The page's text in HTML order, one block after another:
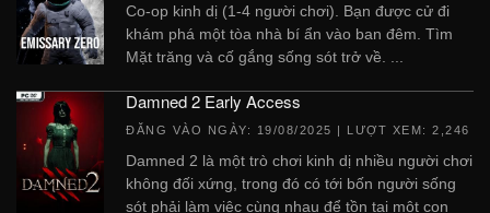
Co-op kinh dị (1-4 người chơi). Bạn được cử đi
khám phá một tòa nhà bí ẩn vào ban đêm. Tìm
Mặt trăng và cố gắng sống sót trở về. ...
Damned 2 Early Access
ĐĂNG VÀO NGÀY: 19/08/2025 | LƯỢT XEM: 2,246
Damned 2 là một trò chơi kinh dị nhiều người chơi
không đối xứng, trong đó có tới bốn người sống
sót phải làm việc cùng nhau để tồn tại một con